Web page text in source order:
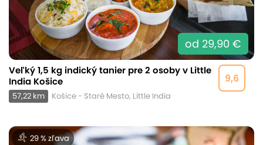
od 29,90 €
9,6
Veľký 1,5 kg indický tanier pre 2 osoby v Little
India Košice
57,22 km Košice - Staré Mesto, Little India
29 % zľava